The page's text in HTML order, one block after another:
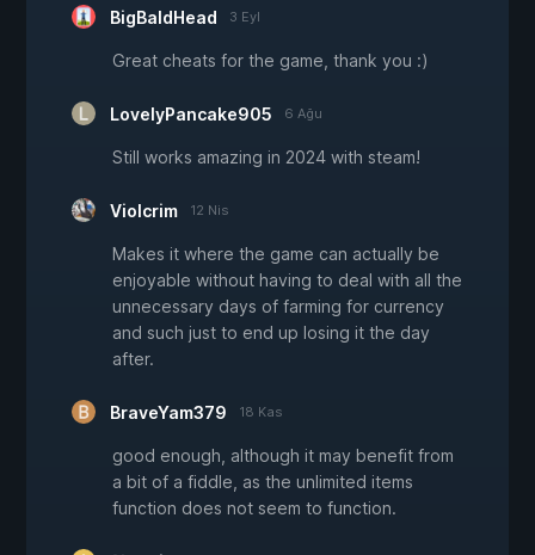
BigBaldHead 3 Eyl
Great cheats for the game, thank you :)
LovelyPancake905 6 Ağu
Still works amazing in 2024 with steam!
Violcrim 12 Nis
Makes it where the game can actually be
enjoyable without having to deal with all the
unnecessary days of farming for currency
and such just to end up losing it the day
after.
BraveYam379 18 Kas
good enough, although it may benefit from
a bit of a fiddle, as the unlimited items
function does not seem to function.